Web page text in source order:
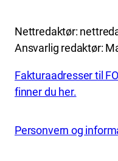
Nettredaktør:
Ansvarlig redaktør:
Fakturaadresser til
finner du her.
Personvern og